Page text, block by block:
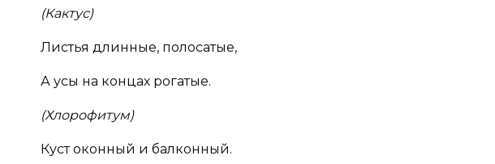
(Кактус)
Листья длинные, полосатые,
А усы на концах рогатые.
(Хлорофитум)
Куст оконный и балконный.